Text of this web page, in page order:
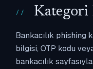
Kategori
Bankacılık phishing
bilgisi, OTP kodu
bankacılık